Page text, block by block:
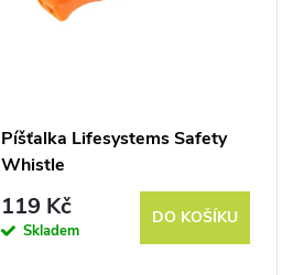
Píšťalka Lifesystems Safety
Whistle
119 Kč
Skladem
DO KOŠÍKU